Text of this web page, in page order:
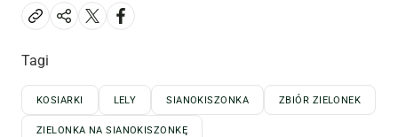
Tagi
KOSIARKI LELY SIANOKISZONKA ZBIÓR ZIELONEK
ZIELONKA NA SIANOKISZONKĘ